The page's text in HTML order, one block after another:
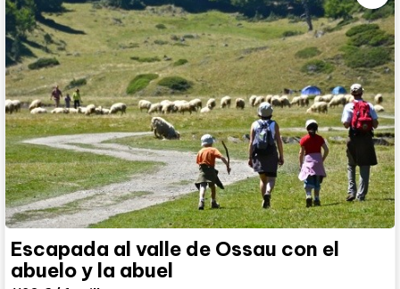
Escapada al valle de Ossau con el
abuelo y la abuel